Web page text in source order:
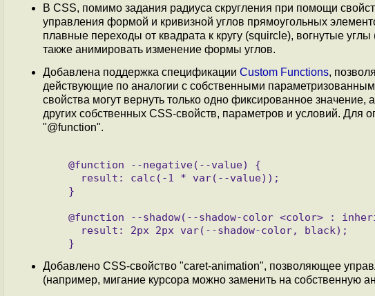
В CSS, помимо задания радиуса скругления при помощи
управления формой и кривизной углов прямоугольных
плавные переходы от квадрата к кругу (squircle), вогнутые
также анимировать изменение формы углов.
Добавлена поддержка спецификации Custom Functions,
действующие по аналогии с собственными
свойства могут вернуть только одно фиксированное
других собственных CSS-свойств, параметров и условий.
"@function".
Добавлено CSS-свойство "caret-animation", позволяющее
(например, мигание курсора можно заменить на собственную